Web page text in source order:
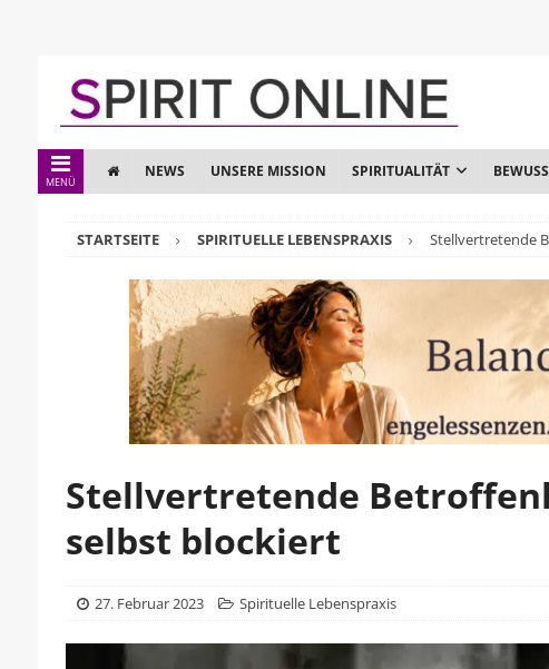
MENÜ
NEWS UNSERE MISSION SPIRITUALITÄT
STARTSEITE SPIRITUELLE LEBENSPRAXIS Stellvertretende
Stellvertretende
selbst blockiert
27. Februar 2023 Spirituelle Lebenspraxis